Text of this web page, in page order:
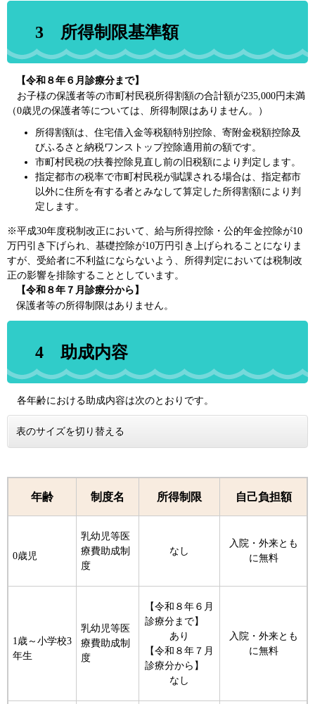
3 所得制限基準額
【令和８年６月診療分まで】
お子様の保護者等の市町村民税所得割額の合計額が235,000円未満
（0歳児の保護者等については、所得制限はありません。）
所得割額は、住宅借入金等税額特別控除、寄附金税額控除及
びふるさと納税ワンストップ控除適用前の額です。
市町村民税の扶養控除見直し前の旧税額により判定します。
指定都市の税率で市町村民税が賦課される場合は、指定都市
以外に住所を有する者とみなして算定した所得割額により判
定します。
※平成30年度税制改正において、給与所得控除・公的年金控除が10
万円引き下げられ、基礎控除が10万円引き上げられることになりま
すが、受給者に不利益にならないよう、所得判定においては税制改
正の影響を排除することとしています。
【令和８年７月診療分から】
保護者等の所得制限はありません。
4 助成内容
各年齢における助成内容は次のとおりです。
表のサイズを切り替える
年齢 制度名 所得制限 自己負担額
0歳児
乳幼児等医
療費助成制
度
なし
入院・外来とも
に無料
1歳～小学校3
年生
乳幼児等医
療費助成制
度
【令和８年６月
診療分まで】
あり
【令和８年７月
診療分から】
なし
入院・外来とも
に無料